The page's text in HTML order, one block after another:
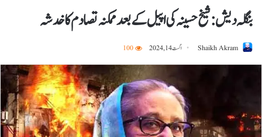
بنگلہ دیش: شیخ حسینہ کی اپیل کے بعد ممکنہ تصادم کا خدشہ
Shaikh Akram اگست 14, 2024 100